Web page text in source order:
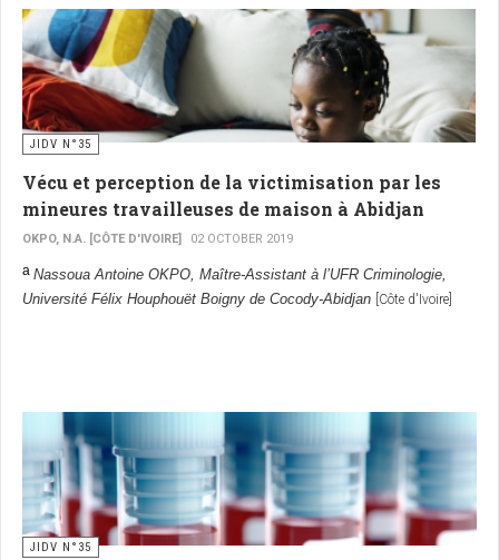
RDC, CIMANUKA KASIWA, Blaise. Psychologue clinicien au
Psychocenter de Culwe, Territoire de Kabare, Province du Sud-Kivu,
RDC [Côte d'Ivoire]
JIDV N°35
Vécu et perception de la victimisation par les
mineures travailleuses de maison à Abidjan
OKPO, N.A. [CÔTE D'IVOIRE] 02 OCTOBER 2019
a Nassoua Antoine OKPO, Maître-Assistant à l’UFR Criminologie,
Université Félix Houphouët Boigny de Cocody-Abidjan [Côte d'Ivoire]
JIDV N°35